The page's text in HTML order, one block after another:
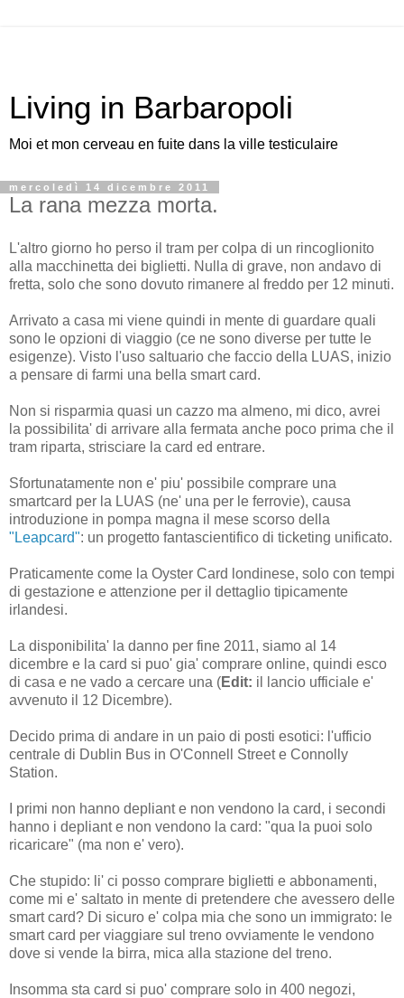
Living in Barbaropoli
Moi et mon cerveau en fuite dans la ville testiculaire
mercoledì 14 dicembre 2011
La rana mezza morta.
L'altro giorno ho perso il tram per colpa di un rincoglionito
alla macchinetta dei biglietti. Nulla di grave, non andavo di
fretta, solo che sono dovuto rimanere al freddo per 12 minuti.
Arrivato a casa mi viene quindi in mente di guardare quali
sono le opzioni di viaggio (ce ne sono diverse per tutte le
esigenze). Visto l'uso saltuario che faccio della LUAS, inizio
a pensare di farmi una bella smart card.
Non si risparmia quasi un cazzo ma almeno, mi dico, avrei
la possibilita' di arrivare alla fermata anche poco prima che il
tram riparta, strisciare la card ed entrare.
Sfortunatamente non e' piu' possibile comprare una
smartcard per la LUAS (ne' una per le ferrovie), causa
introduzione in pompa magna il mese scorso della
"Leapcard": un progetto fantascientifico di ticketing unificato.
Praticamente come la Oyster Card londinese, solo con tempi
di gestazione e attenzione per il dettaglio tipicamente
irlandesi.
La disponibilita' la danno per fine 2011, siamo al 14
dicembre e la card si puo' gia' comprare online, quindi esco
di casa e ne vado a cercare una (Edit: il lancio ufficiale e'
avvenuto il 12 Dicembre).
Decido prima di andare in un paio di posti esotici: l'ufficio
centrale di Dublin Bus in O'Connell Street e Connolly
Station.
I primi non hanno depliant e non vendono la card, i secondi
hanno i depliant e non vendono la card: "qua la puoi solo
ricaricare" (ma non e' vero).
Che stupido: li' ci posso comprare biglietti e abbonamenti,
come mi e' saltato in mente di pretendere che avessero delle
smart card? Di sicuro e' colpa mia che sono un immigrato: le
smart card per viaggiare sul treno ovviamente le vendono
dove si vende la birra, mica alla stazione del treno.
Insomma sta card si puo' comprare solo in 400 negozi,